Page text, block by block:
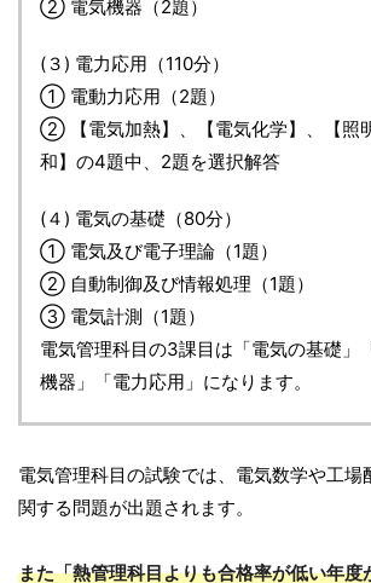
② 電気機器（2題）
(３) 電力応用（110分）
① 電動力応用（2題）
② 【電気加熱】、【電気化学】、【照
和】の4題中、2題を選択解答
(４) 電気の基礎（80分）
① 電気及び電子理論（1題）
② 自動制御及び情報処理（1題）
③ 電気計測（1題）
電気管理科目の3課目は「電気の基礎」
機器」「電力応用」になります。
電気管理科目の試験では、電気数学や工場
関する問題が出題されます。
また「熱管理科目よりも合格率が低い年度